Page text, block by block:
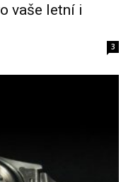
vaše letní i
3